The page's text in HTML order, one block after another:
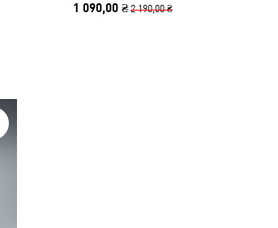
1 090,00 ₴ 2 190,00 ₴